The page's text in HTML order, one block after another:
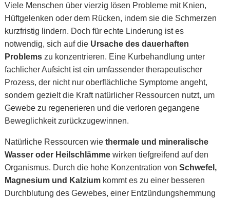
Viele Menschen über vierzig lösen Probleme mit Knien,
Hüftgelenken oder dem Rücken, indem sie die Schmerzen
kurzfristig lindern. Doch für echte Linderung ist es
notwendig, sich auf die Ursache des dauerhaften
Problems zu konzentrieren. Eine Kurbehandlung unter
fachlicher Aufsicht ist ein umfassender therapeutischer
Prozess, der nicht nur oberflächliche Symptome angeht,
sondern gezielt die Kraft natürlicher Ressourcen nutzt, um
Gewebe zu regenerieren und die verloren gegangene
Beweglichkeit zurückzugewinnen.
Natürliche Ressourcen wie thermale und mineralische
Wasser oder Heilschlämme wirken tiefgreifend auf den
Organismus. Durch die hohe Konzentration von Schwefel,
Magnesium und Kalzium kommt es zu einer besseren
Durchblutung des Gewebes, einer Entzündungshemmung